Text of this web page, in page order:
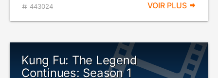
443024 VOIR PLUS
Kung Fu: The Legend
Continues: Season 1